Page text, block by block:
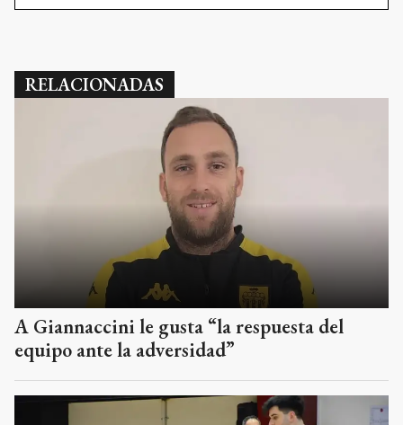
RELACIONADAS
A Giannaccini le gusta “la respuesta del
equipo ante la adversidad”